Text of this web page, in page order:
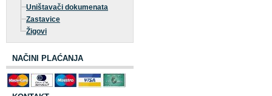
Uništavači dokumenata
Zastavice
Žigovi
NAČINI PLAĆANJA